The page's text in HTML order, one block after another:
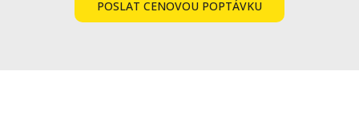
POSLAT CENOVOU POPTÁVKU